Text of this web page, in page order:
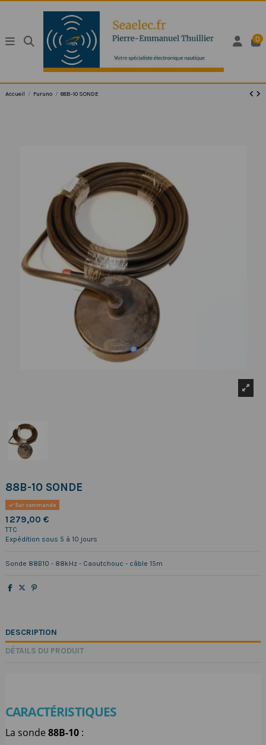
0
Accueil Furuno 88B-10 SONDE
88B-10 SONDE
Sur commande
1 279,00 €
TTC
Expédition sous 5 à 10 jours
Sonde 88B10 - 88kHz - Caoutchouc - câble 15m
DESCRIPTION
DÉTAILS DU PRODUIT
CARACTÉRISTIQUES
La sonde 88B-10 :